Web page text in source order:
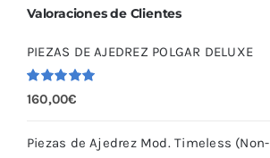
Valoraciones de Clientes
PIEZAS DE AJEDREZ POLGAR DELUXE
Valorado
con 5.00
160,00€
Piezas de Ajedrez Mod. Timeless (Non-